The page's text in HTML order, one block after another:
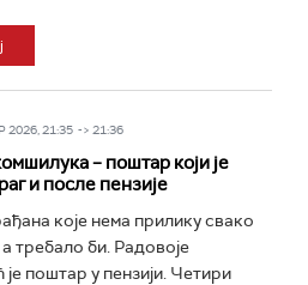
2026, 21:35 -> 21:36
– поштар који је
и после пензије
које нема прилику свако
требало би. Радовоје
поштар у пензији. Четири